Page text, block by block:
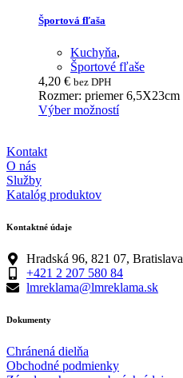
options
may
chosen
on
Športová fľaša
Kuchyňa,
Športové fľaše
4,20 € bez DPH
Rozmer: priemer 6,5X23cm
Výber možnostíThis
on
the
product
page
Kontakt
O nás
Služby
Katalóg produktov
Kontaktné údaje
Hradská 96, 821 07, Bratislava
+421 2 207 580 84
lmreklama@lmreklama.sk
Dokumenty
Chránená dielňa
Obchodné podmienky